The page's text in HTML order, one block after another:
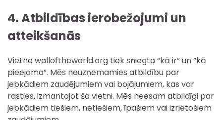
4. Atbildības ierobežojumi un
atteikšanās
Vietne walloftheworld.org tiek sniegta “kā ir” un “kā
pieejama”. Mēs neuzņemamies atbildību par
jebkādiem zaudējumiem vai bojājumiem, kas var
rasties, izmantojot šo vietni. Mēs neesam atbildīgi par
jebkādiem tiešiem, netiešiem, īpašiem vai izrietošiem